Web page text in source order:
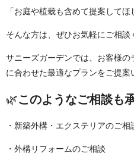
「お庭や植栽も含めて提案してほ
そんな方は、ぜひお気軽にご相談
サニーズガーデンでは、お客様
に合わせた最適なプランをご提案
🌿このようなご相談も
・新築外構・エクステリアのご相
・外構リフォームのご相談